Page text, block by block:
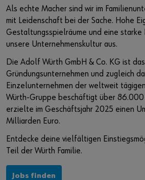
In nur drei Schritten können Sie sich
Funktionen des Online-Shops nutzen.
Verkauf nur an Gewerbetreibende
Veranstaltungen
Wissen und Referenzen
Baustellenmanagement CENDAS
Nachhaltigkeit bei Würth
Akademie Würth
Forschung und Entwicklung
Innovation Hub
Würth Karriere auf Jobmessen
Diversity bei Würth
Als echte Macher sind wir im
mit Leidenschaft bei der Sache. Hohe
Gestaltungsspielräume und eine
unsere Unternehmenskultur aus.
Die Adolf Würth GmbH & Co. KG ist das
Gründungsunternehmen und zugleich
Einzelunternehmen der weltweit
Würth-Gruppe beschäftigt über
erzielte im Geschäftsjahr 2025 einen
Milliarden Euro.
Entdecke deine vielfältigen
Teil der Würth Familie.
Jobs finden